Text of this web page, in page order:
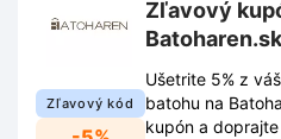
Zľavový kód
Zľavový
Batoharen.sk
Ušetrite 5% z
batohu na
kupón a